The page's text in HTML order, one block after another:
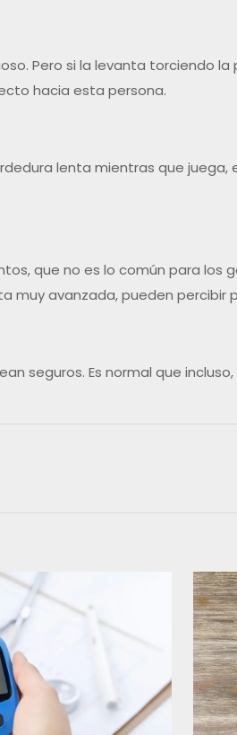
Pero si la levanta torciendo
hacia esta persona.
lenta mientras que
que no es lo común para los
muy avanzada, pueden percibir
seguros. Es normal que